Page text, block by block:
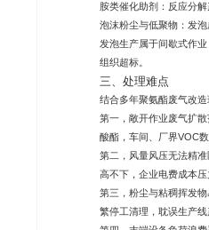
胺类催化助剂：反应分
泡沫粉尘与低聚物：发
发泡生产属于间歇式作
组织超标。
三、处理难点
结合多年聚氨酯废气改
第一，敞开作业废气扩
酸酯，车间、厂界VOC
第二，风量风压无法精
高不下，企业电费成本压
第三，粉尘与粘稠挥发
繁停工清理，耽误生产线